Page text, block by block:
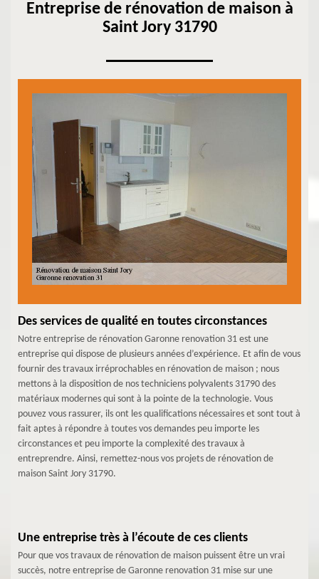
Entreprise de rénovation de maison à
Saint Jory 31790
Des services de qualité en toutes circonstances
Notre entreprise de rénovation Garonne renovation 31 est une
entreprise qui dispose de plusieurs années d’expérience. Et afin de vous
fournir des travaux irréprochables en rénovation de maison ; nous
mettons à la disposition de nos techniciens polyvalents 31790 des
matériaux modernes qui sont à la pointe de la technologie. Vous
pouvez vous rassurer, ils ont les qualifications nécessaires et sont tout à
fait aptes à répondre à toutes vos demandes peu importe les
circonstances et peu importe la complexité des travaux à
entreprendre. Ainsi, remettez-nous vos projets de rénovation de
maison Saint Jory 31790.
Une entreprise très à l’écoute de ces clients
Pour que vos travaux de rénovation de maison puissent être un vrai
succès, notre entreprise de Garonne renovation 31 mise sur une